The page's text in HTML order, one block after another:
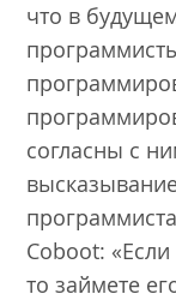
что в
согласны с
Coboot:
то займете